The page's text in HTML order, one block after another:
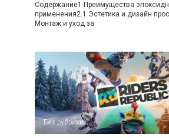
Содержание1 Преимущества
применения2.1 Эстетика и дизайн
Монтаж и уход за
Без рубрики